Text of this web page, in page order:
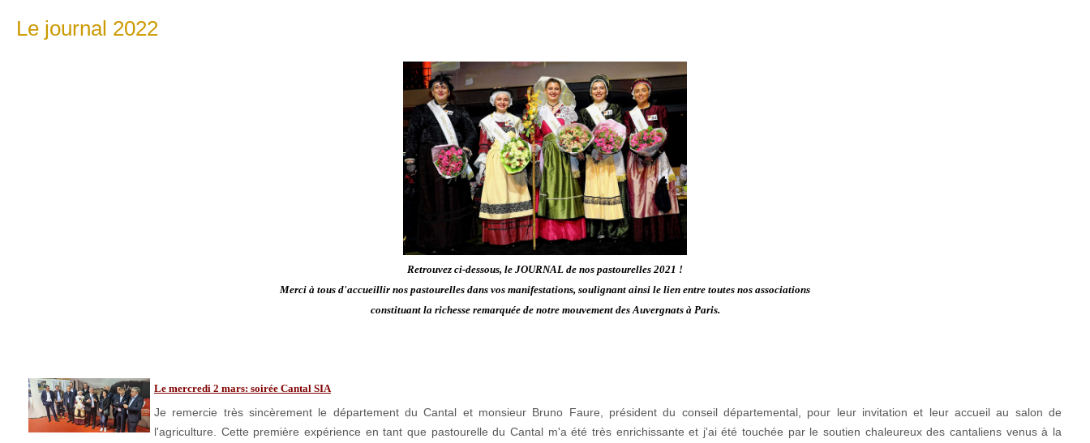
Le journal 2022
Retrouvez ci-dessous, le JOURNAL de nos pastourelles 2021 !
Merci à tous d'accueillir nos pastourelles dans vos manifestations, soulignant ainsi le lien entre toutes nos associations
constituant la richesse remarquée de notre mouvement des Auvergnats à Paris.
Le mercredi 2 mars: soirée Cantal SIA
Je remercie très sincèrement le département du Cantal et monsieur Bruno Faure, président du conseil départemental, pour leur invitation et leur accueil au salon de
l'agriculture. Cette première expérience en tant que pastourelle du Cantal m'a été très enrichissante et j'ai été touchée par le soutien chaleureux des cantaliens venus à la